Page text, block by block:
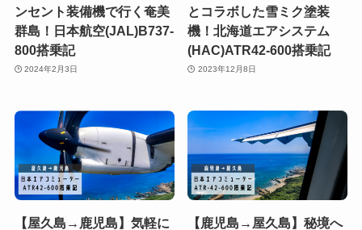
ンセント装備機で行く奄美
群島！日本航空(JAL)B737-
800搭乗記
2024年2月3日
とコラボした雪ミク塗装
機！北海道エアシステム
(HAC)ATR42-600搭乗記
2023年12月8日
【屋久島→鹿児島】気軽に 【鹿児島→屋久島】秘境へ